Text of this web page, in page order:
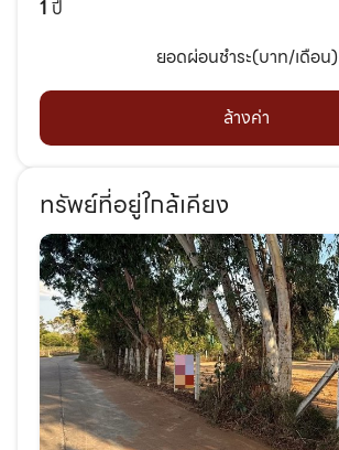
1 ปี
ยอดผ่อนชำระ(บาท/เดือน)
ล้างค่า
ทรัพย์ที่อยู่ใกล้เคียง